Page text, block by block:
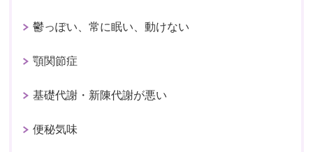
鬱っぽい、常に眠い、動けない
顎関節症
基礎代謝・新陳代謝が悪い
便秘気味